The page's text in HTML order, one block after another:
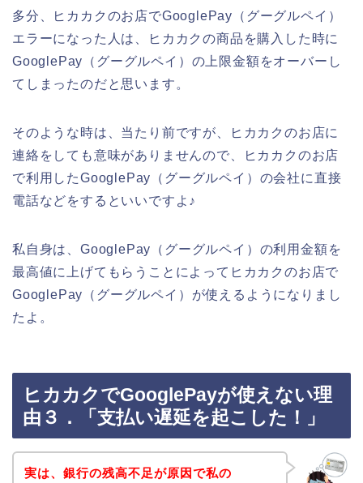
多分、ヒカカクのお店でGooglePay（グーグルペイ）
エラーになった人は、ヒカカクの商品を購入した時に
GooglePay（グーグルペイ）の上限金額をオーバーし
てしまったのだと思います。
そのような時は、当たり前ですが、ヒカカクのお店に
連絡をしても意味がありませんので、ヒカカクのお店
で利用したGooglePay（グーグルペイ）の会社に直接
電話などをするといいですよ♪
私自身は、GooglePay（グーグルペイ）の利用金額を
最高値に上げてもらうことによってヒカカクのお店で
GooglePay（グーグルペイ）が使えるようになりまし
たよ。
ヒカカクでGooglePayが使えない理
由３．「支払い遅延を起こした！」
実は、銀行の残高不足が原因で私の